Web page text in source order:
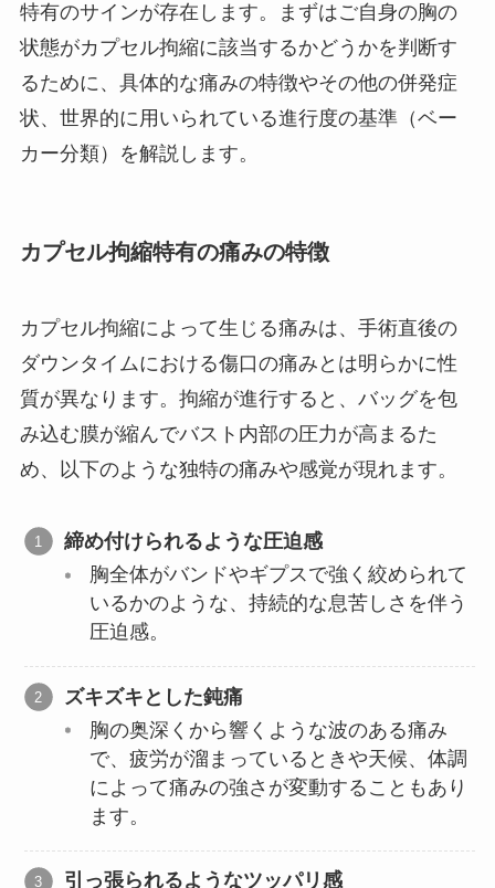
特有のサインが存在します。まずはご自身の胸の
状態がカプセル拘縮に該当するかどうかを判断す
るために、具体的な痛みの特徴やその他の併発症
状、世界的に用いられている進行度の基準（ベー
カー分類）を解説します。
カプセル拘縮特有の痛みの特徴
カプセル拘縮によって生じる痛みは、手術直後の
ダウンタイムにおける傷口の痛みとは明らかに性
質が異なります。拘縮が進行すると、バッグを包
み込む膜が縮んでバスト内部の圧力が高まるた
め、以下のような独特の痛みや感覚が現れます。
締め付けられるような圧迫感
胸全体がバンドやギプスで強く絞められて
いるかのような、持続的な息苦しさを伴う
圧迫感。
ズキズキとした鈍痛
胸の奥深くから響くような波のある痛み
で、疲労が溜まっているときや天候、体調
によって痛みの強さが変動することもあり
ます。
引っ張られるようなツッパリ感